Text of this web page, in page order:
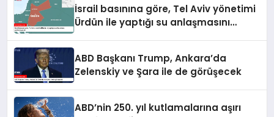
İsrail basınına göre, Tel Aviv yönetimi
Ürdün ile yaptığı su anlaşmasını
ABD Başkanı Trump, Ankara’da
Zelenskiy ve Şara ile de görüşecek
ABD’nin 250. yıl kutlamalarına aşırı